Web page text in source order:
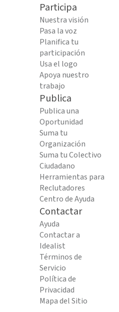
Participa
Nuestra visión
Pasa la voz
Planifica tu
participación
Usa el logo
Apoya nuestro
trabajo
Publica
Publica una
Oportunidad
Suma tu
Organización
Suma tu Colectivo
Ciudadano
Herramientas para
Reclutadores
Centro de Ayuda
Contactar
Ayuda
Contactar a
Idealist
Términos de
Servicio
Política de
Privacidad
Mapa del Sitio